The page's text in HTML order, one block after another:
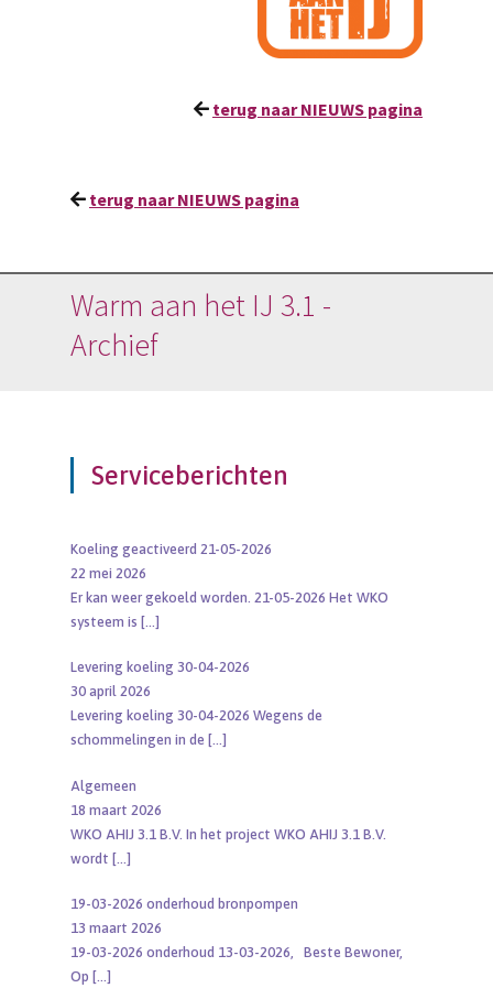
terug naar NIEUWS pagina
terug naar NIEUWS pagina
Warm aan het IJ 3.1 -
Archief
Serviceberichten
Koeling geactiveerd 21-05-2026
22 mei 2026
Er kan weer gekoeld worden. 21-05-2026 Het WKO
systeem is […]
Levering koeling 30-04-2026
30 april 2026
Levering koeling 30-04-2026 Wegens de
schommelingen in de […]
Algemeen
18 maart 2026
WKO AHIJ 3.1 B.V. In het project WKO AHIJ 3.1 B.V.
wordt […]
19-03-2026 onderhoud bronpompen
13 maart 2026
19-03-2026 onderhoud 13-03-2026, Beste Bewoner,
Op […]